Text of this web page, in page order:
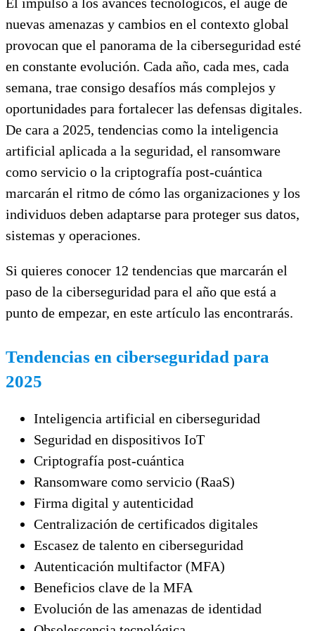
nuevas amenazas y cambios en el contexto global
provocan que el panorama de la ciberseguridad esté
en constante evolución. Cada año, cada mes, cada
semana, trae consigo desafíos más complejos y
oportunidades para fortalecer las defensas digitales.
De cara a 2025, tendencias como la inteligencia
artificial aplicada a la seguridad, el ransomware
como servicio o la criptografía post-cuántica
marcarán el ritmo de cómo las organizaciones y los
individuos deben adaptarse para proteger sus datos,
sistemas y operaciones.
Si quieres conocer 12 tendencias que marcarán el
paso de la ciberseguridad para el año que está a
punto de empezar, en este artículo las encontrarás.
Tendencias en ciberseguridad para
2025
Inteligencia artificial en ciberseguridad
Seguridad en dispositivos IoT
Criptografía post-cuántica
Ransomware como servicio (RaaS)
Firma digital y autenticidad
Centralización de certificados digitales
Escasez de talento en ciberseguridad
Autenticación multifactor (MFA)
Beneficios clave de la MFA
Evolución de las amenazas de identidad